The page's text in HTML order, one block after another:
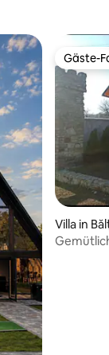
Gäste-
Gäste-
Villa in